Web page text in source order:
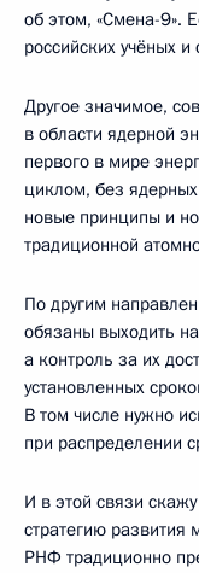
об этом, «Смена-9».
российских учёных
Другое значимое,
в области ядерной
первого в мире
циклом, без
новые принципы и
традиционной
По другим
обязаны выходить
а контроль за их
установленных
В том числе нужно
при распределении
И в этой связи
стратегию развития
РНФ традиционно